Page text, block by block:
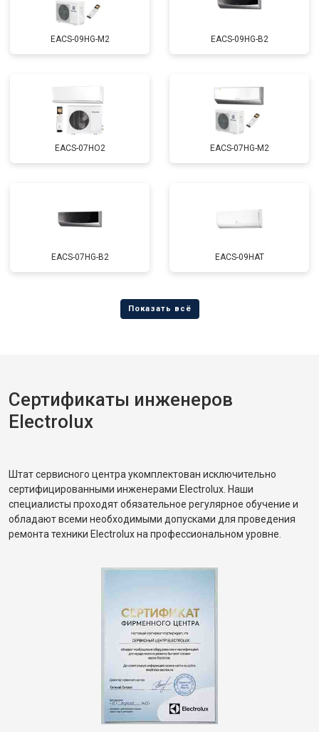
EACS-09HG-M2 EACS-09HG-B2
EACS-07HO2 EACS-07HG-M2
EACS-07HG-B2 EACS-09HAT
Сертификаты инженеров
Electrolux
Штат сервисного центра укомплектован исключительно
сертифицированными инженерами Electrolux. Наши
специалисты проходят обязательное регулярное обучение и
обладают всеми необходимыми допусками для проведения
ремонта техники Electrolux на профессиональном уровне.